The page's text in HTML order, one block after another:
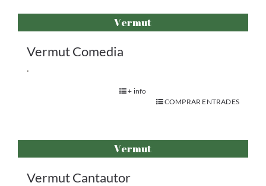
Vermut
Vermut Comedia
.
+ info
COMPRAR ENTRADES
Vermut
Vermut Cantautor